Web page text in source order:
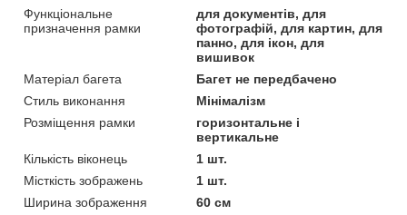
Функціональне
призначення рамки
для документів, для
фотографій, для картин, для
панно, для ікон, для
вишивок
Матеріал багета
Багет не передбачено
Стиль виконання
Мінімалізм
Розміщення рамки
горизонтальне і
вертикальне
Кількість віконець
1 шт.
Місткість зображень
1 шт.
Ширина зображення
60 см